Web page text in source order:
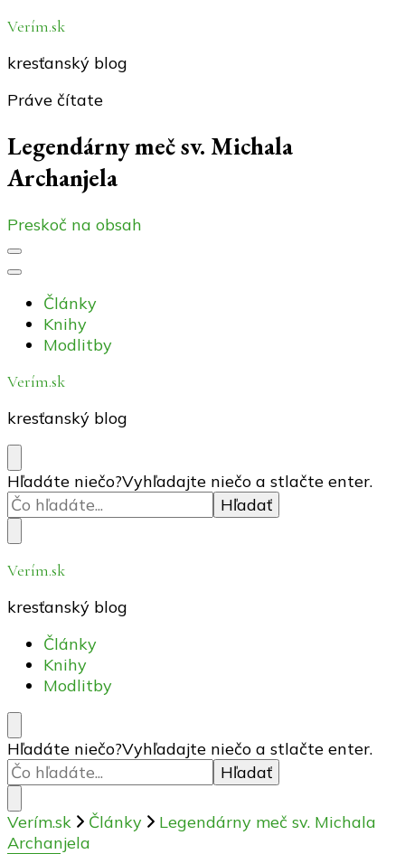
Verím.sk
kresťanský blog
Práve čítate
Legendárny meč sv. Michala
Archanjela
Preskoč na obsah
Články
Knihy
Modlitby
Verím.sk
kresťanský blog
Hľadáte niečo?Vyhľadajte niečo a stlačte enter.
Verím.sk
kresťanský blog
Články
Knihy
Modlitby
Hľadáte niečo?Vyhľadajte niečo a stlačte enter.
Verím.sk Články
Legendárny meč sv. Michala
Archanjela